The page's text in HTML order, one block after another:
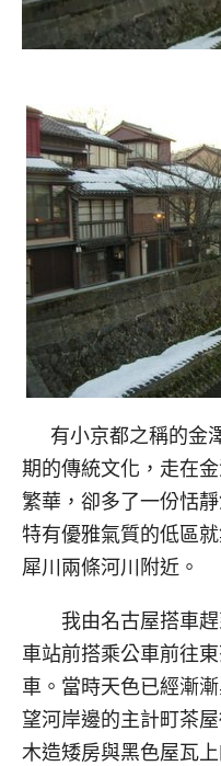
有小京都之稱的金
期的傳統文化，走在
繁華，卻多了一份恬
特有優雅氣質的低區
犀川兩條河川附近。
我由名古屋搭車趕
車站前搭乘公車前往
車。當時天色已經漸
望河岸邊的主計町茶
木造矮房與黑色屋瓦